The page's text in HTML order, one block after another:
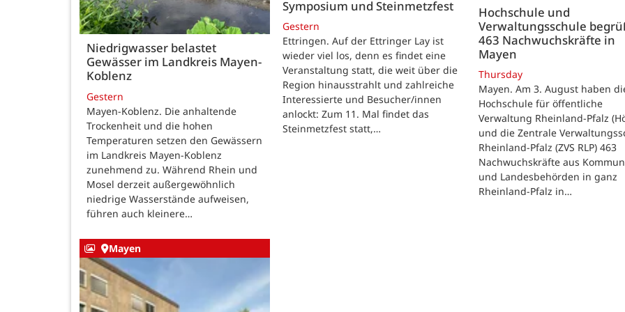
Niedrigwasser belastet
Gewässer im Landkreis Mayen-
Koblenz
Gestern
Mayen-Koblenz. Die anhaltende
Trockenheit und die hohen
Temperaturen setzen den Gewässern
im Landkreis Mayen-Koblenz
zunehmend zu. Während Rhein und
Mosel derzeit außergewöhnlich
niedrige Wasserstände aufweisen,
führen auch kleinere…
Symposium und Steinmetzfest
Gestern
Ettringen. Auf der Ettringer Lay ist
wieder viel los, denn es findet eine
Veranstaltung statt, die weit über die
Region hinausstrahlt und zahlreiche
Interessierte und Besucher/innen
anlockt: Zum 11. Mal findet das
Steinmetzfest statt,…
Hochschule und
Verwaltungsschule
463 Nachwuchskräfte in
Mayen
Thursday
Mayen. Am 3. August haben
Hochschule für öffentliche
Verwaltung Rheinland-Pfalz
und die Zentrale
Rheinland-Pfalz (ZVS RLP) 463
Nachwuchskräfte aus
und Landesbehörden in ganz
Rheinland-Pfalz in…
Mayen